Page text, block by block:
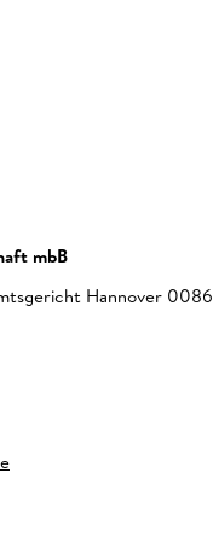
mbB
Hannover 0086